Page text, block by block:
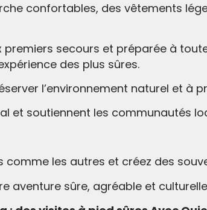
confortables, des vêtements
secours et préparée à
des plus sûres.
l’environnement naturel et à
et soutiennent les communautés
les autres et créez des
aventure sûre, agréable et